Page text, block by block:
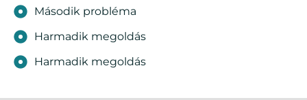
Második probléma
Harmadik megoldás
Harmadik megoldás